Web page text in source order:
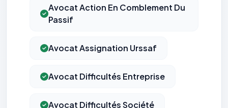
Avocat Action En Comblement Du
Passif
Avocat Assignation Urssaf
Avocat Difficultés Entreprise
Avocat Difficultés Société